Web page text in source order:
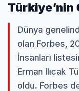
Türkiye’nin
Dünya
olan Forbes,
İnsanları
Erman Ilıcak
oldu. Forbes